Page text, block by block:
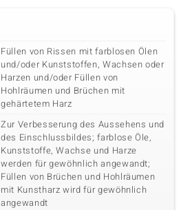
Füllen von Rissen mit farblosen Ölen
und/oder Kunststoffen, Wachsen oder
Harzen und/oder Füllen von
Hohlräumen und Brüchen mit
gehärtetem Harz
Zur Verbesserung des Aussehens und
des Einschlussbildes; farblose Öle,
Kunststoffe, Wachse und Harze
werden für gewöhnlich angewandt;
Füllen von Brüchen und Hohlräumen
mit Kunstharz wird für gewöhnlich
angewandt